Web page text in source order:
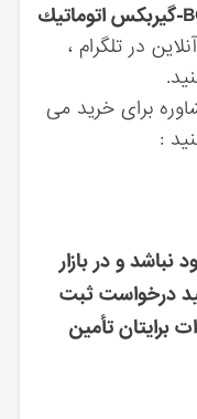
مادهBG310-گيربكس اتوماتيك
در تلگرام ،
برای خرید می
:
و در بازار
درخواست ثبت
برایتان تأمین